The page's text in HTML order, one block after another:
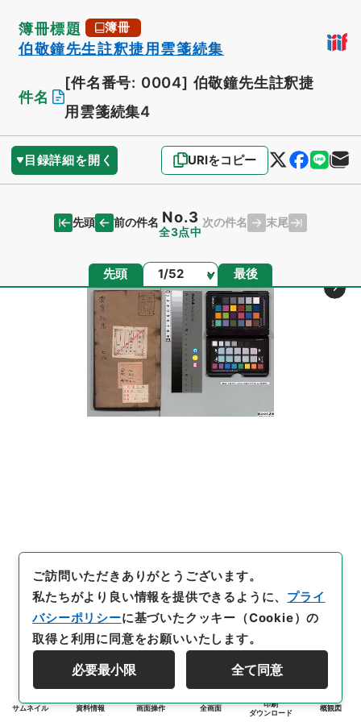
簿冊標題 簿冊
伯敬鐘先生註釈捷用雲箋続集
件名
[件名番号: 0004] 伯敬鐘先生註釈捷
用雲箋続集4
目録詳細を開く URIをコピー
先頭 前の件名 No.3
全3点中
次の件名 末尾
先頭 ページ 最後
サムネイル 資料情報 画面操作 全画面
印刷
ダウンロード
概観図
ご訪問いただきありがとうございます。
私たちがより良い情報を提供できるように、 プライ
バシーポリシーに基づいたクッキー（Cookie）の
取得と利用に同意をお願いいたします。
必要最小限 全て同意